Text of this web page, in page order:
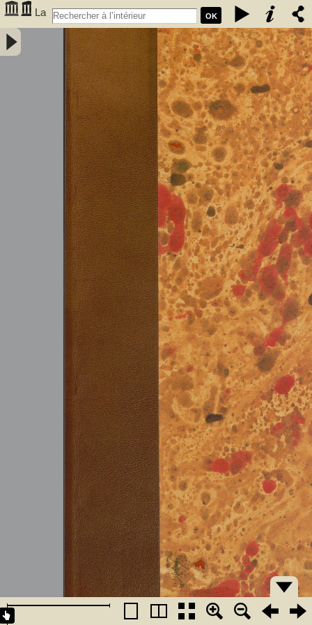
OK
La
caverne de Font-de-Gaume aux Eyzies (Dordogne) - Capitan, Louis
(1854-1929). Auteur